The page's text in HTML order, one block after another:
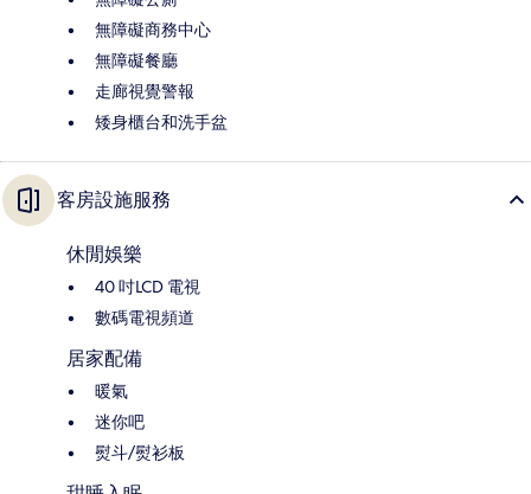
無障礙商務中心
無障礙餐廳
走廊視覺警報
矮身櫃台和洗手盆
客房設施服務
休閒娛樂
40 吋LCD 電視
數碼電視頻道
居家配備
暖氣
迷你吧
熨斗/熨衫板